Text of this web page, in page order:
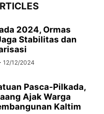
2024, Ormas
Stabilitas dan
12/12/2024
Pasca-Pilkada,
Ajak Warga
Kaltim